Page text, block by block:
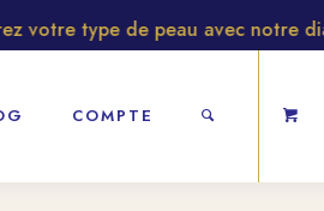
type de peau avec notre
COMPTE